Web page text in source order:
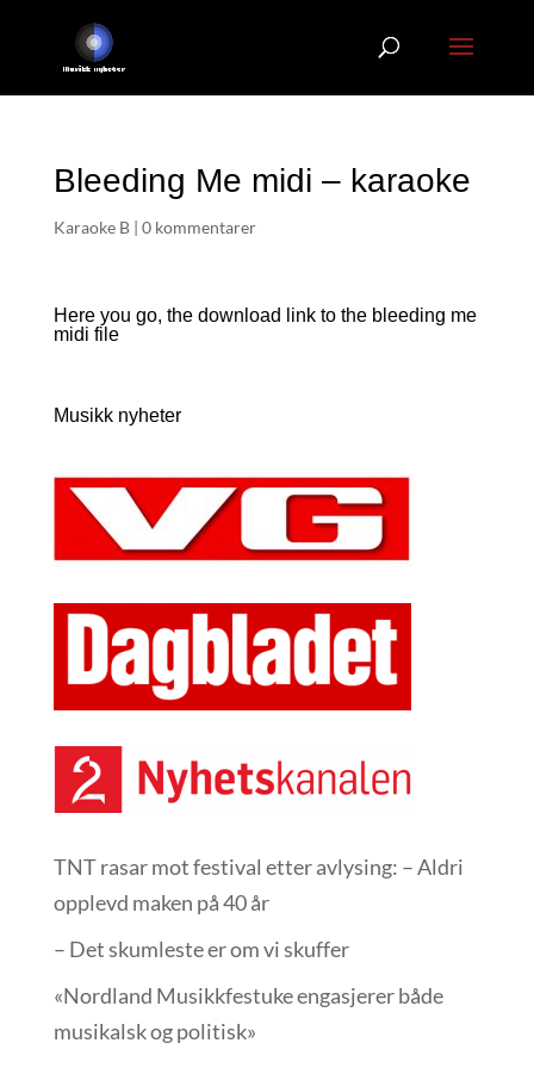
Bleeding Me midi – karaoke
Karaoke B| 0 kommentarer
Here you go, the download link to the bleeding me
midi file
Musikk nyheter
TNT rasar mot festival etter avlysing: – Aldri
opplevd maken på 40 år
– Det skumleste er om vi skuffer
«Nordland Musikkfest­uke engasjerer både
musikalsk og politisk»